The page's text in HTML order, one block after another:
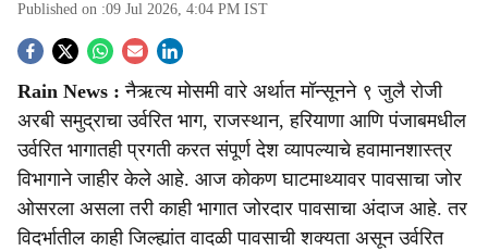
Published on :09 Jul 2026, 4:04 PM IST
S
o
c
i
a
Rain News : नैऋत्य मोसमी वारे अर्थात मॉन्सूनने ९ जुलै रोजी
अरबी समुद्राचा उर्वरित भाग, राजस्थान, हरियाणा आणि पंजाबमधील
उर्वरित भागातही प्रगती करत संपूर्ण देश व्यापल्याचे हवामानशास्त्र
विभागाने जाहीर केले आहे. आज कोकण घाटमाथ्यावर पावसाचा जोर
ओसरला असला तरी काही भागात जोरदार पावसाचा अंदाज आहे. तर
विदर्भातील काही जिल्ह्यांत वादळी पावसाची शक्यता असून उर्वरित